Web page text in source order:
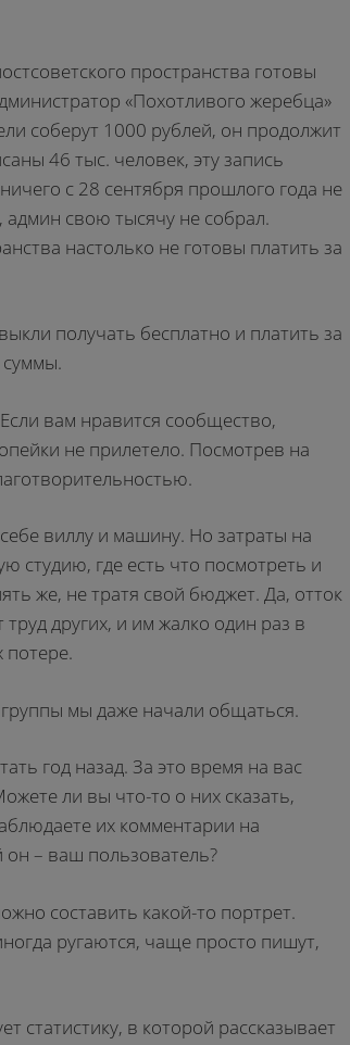
пространства готовы
«Похотливого жеребца»
соберут 1000 рублей, он продолжит
46 тыс. человек, эту запись
с 28 сентября прошлого года не
свою тысячу не собрал.
настолько не готовы платить за
получать бесплатно и платить за
суммы.
вам нравится сообщество,
не прилетело. Посмотрев на
виллу и машину. Но затраты на
студию, где есть что посмотреть и
же, не тратя свой бюджет. Да, отток
других, и им жалко один раз в
потере.
мы даже начали общаться.
год назад. За это время на вас
ли вы что-то о них сказать,
их комментарии на
он – ваш пользователь?
составить какой-то портрет.
ругаются, чаще просто пишут,
статистику, в которой рассказывает